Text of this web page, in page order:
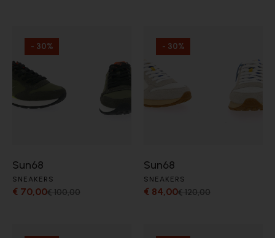
- 30%
Sun68
SNEAKERS
€ 70,00€ 100,00
- 30%
Sun68
SNEAKERS
€ 84,00€ 120,00